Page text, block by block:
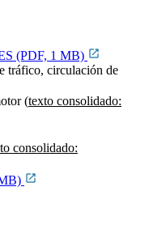
(PDF, 1 MB)
tráfico, circulación de
(texto consolidado:
consolidado: